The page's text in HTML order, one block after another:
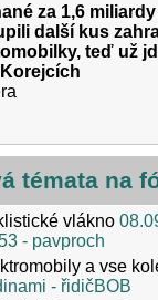
za 1,6 miliardy
další kus
teď už
témata na
vlákno
- pavproch
a vse
- řidičBOB